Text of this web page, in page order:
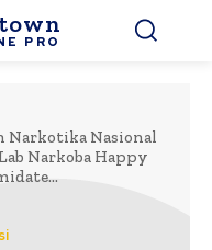
PRO
Narkotika Nasional
Narkoba Happy